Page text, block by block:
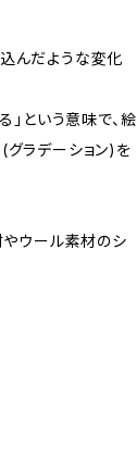
んだような変化
」という意味で、絵
ラデーション)を
ウール素材のシ